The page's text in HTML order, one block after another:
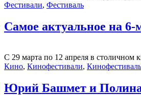
Фестивали, Фестиваль
Самое актуальное на
С 29 марта по 12 апреля в
Кино, Кинофестивали, Кинофестиваль
Юрий Башмет и Полина